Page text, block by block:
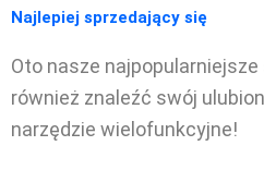
Najlepiej sprzedający się
Oto nasze
również znaleźć swój
narzędzie wielofunkcyjne!